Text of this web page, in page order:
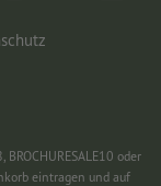
BROCHURESALE10 oder
eintragen und auf